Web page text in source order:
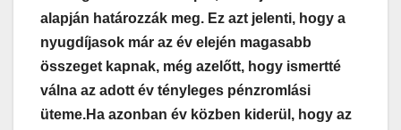
alapján határozzák meg. Ez azt jelenti, hogy a
nyugdíjasok már az év elején magasabb
összeget kapnak, még azelőtt, hogy ismertté
válna az adott év tényleges pénzromlási
üteme.Ha azonban év közben kiderül, hogy az